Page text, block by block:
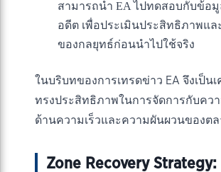
สามารถนำ EA ไปทดสอบกับข้อ
อดีต เพื่อประเมินประสิทธิภาพแล
ของกลยุทธ์ก่อนนำไปใช้จริง
ในบริบทของการเทรดข่าว EA จึงเป็น
ทรงประสิทธิภาพในการจัดการกับคว
ด้านความเร็วและความผันผวนของต
Zone Recovery